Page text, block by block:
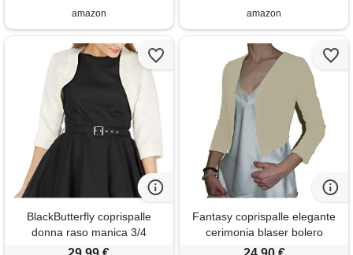
amazon
amazon
BlackButterfly coprispalle
donna raso manica 3/4
coreana, avorio, l
Fantasy coprispalle elegante
cerimonia blaser bolero
copriabito manica 3/4 donna